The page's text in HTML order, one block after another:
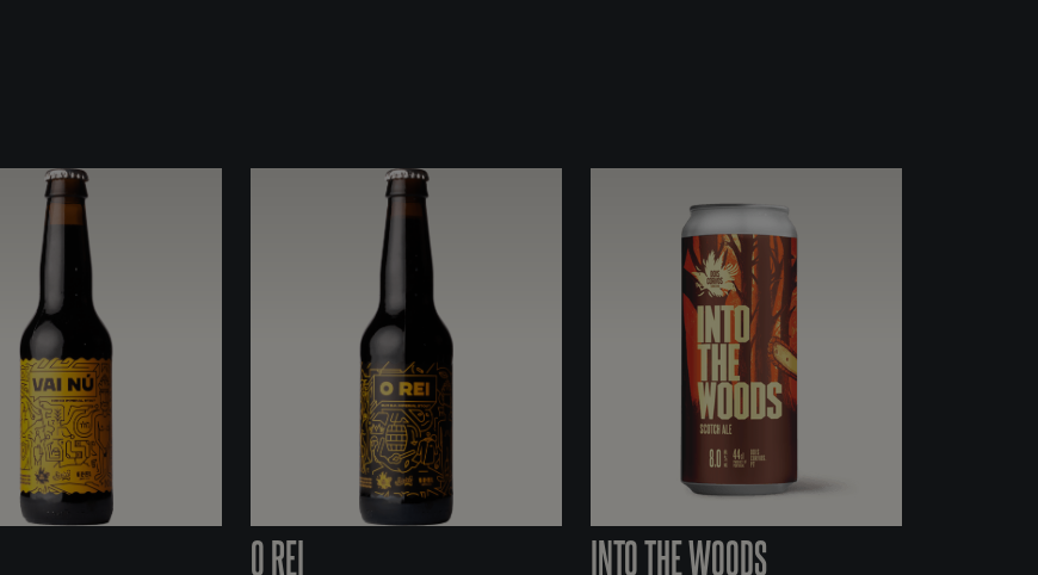
O REI INTO THE WOODS